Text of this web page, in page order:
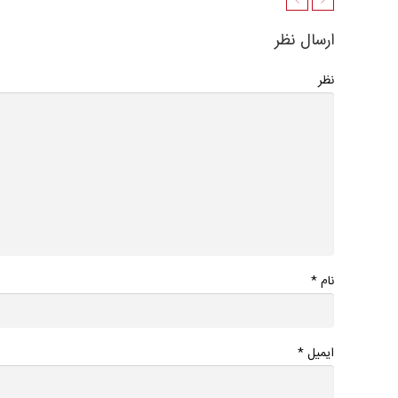
ارسال نظر
نظر
نام*
ایمیل*